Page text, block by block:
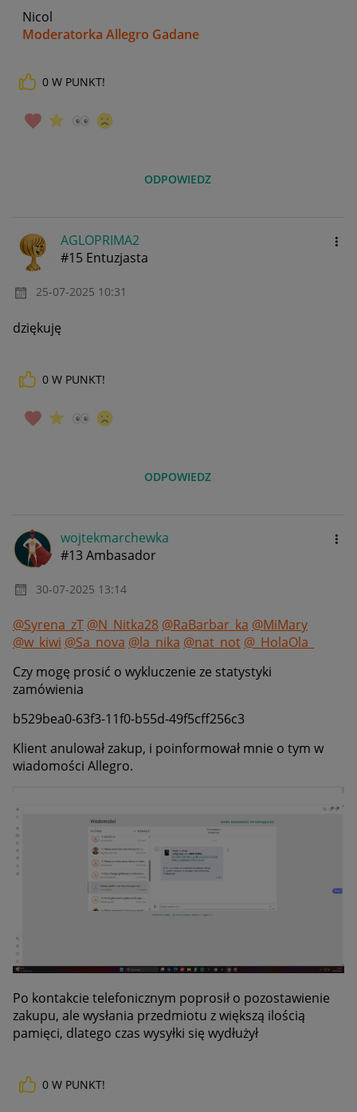
Nicol
Moderatorka Allegro Gadane
0 W PUNKT!
ODPOWIEDZ
AGLOPRIMA2
#15 Entuzjasta
‎25-07-2025 10:31
dziękuję
0 W PUNKT!
ODPOWIEDZ
wojtekmarchewka
#13 Ambasador
‎30-07-2025 13:14
@Syrena_zT @N_Nitka28 @RaBarbar_ka @MiMary
@w_kiwi @Sa_nova @la_nika @nat_not @_HolaOla_
Czy mogę prosić o wykluczenie ze statystyki
zamówienia
b529bea0-63f3-11f0-b55d-49f5cff256c3
Klient anulował zakup, i poinformował mnie o tym w
wiadomości Allegro.
Po kontakcie telefonicznym poprosił o pozostawienie
zakupu, ale wysłania przedmiotu z większą ilością
pamięci, dlatego czas wysyłki się wydłużył
0 W PUNKT!